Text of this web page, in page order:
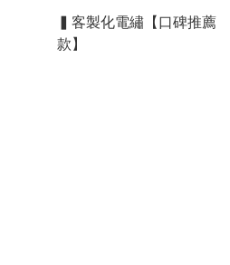
▍客製化電繡【口碑推薦
款】